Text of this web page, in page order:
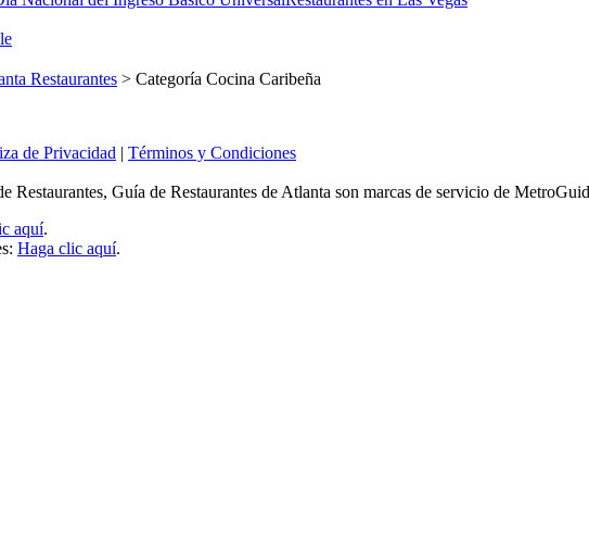
Restaurantes > Categoría Cocina Caribeña
de Privacidad | Términos y Condiciones
Restaurantes, Guía de Restaurantes de Atlanta son marcas de servicio de
aquí.
Haga clic aquí.